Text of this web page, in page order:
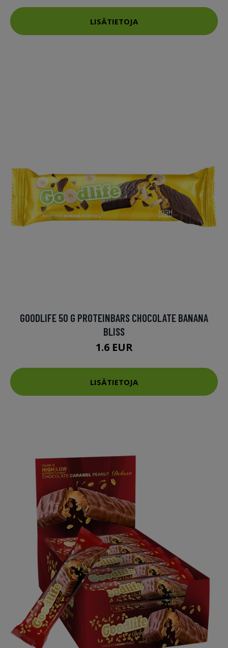
LISÄTIETOJA
GOODLIFE 50 G PROTEINBARS CHOCOLATE BANANA
BLISS
1.6 EUR
LISÄTIETOJA